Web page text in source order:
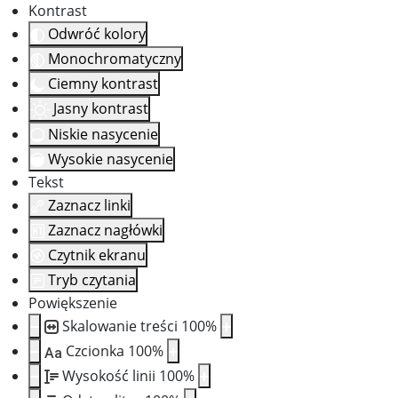
Kontrast
Odwróć kolory
Monochromatyczny
Ciemny kontrast
Jasny kontrast
Niskie nasycenie
Wysokie nasycenie
Tekst
Zaznacz linki
Zaznacz nagłówki
Czytnik ekranu
Tryb czytania
Powiększenie
Skalowanie treści 100%
Aa Czcionka 100%
Wysokość linii 100%